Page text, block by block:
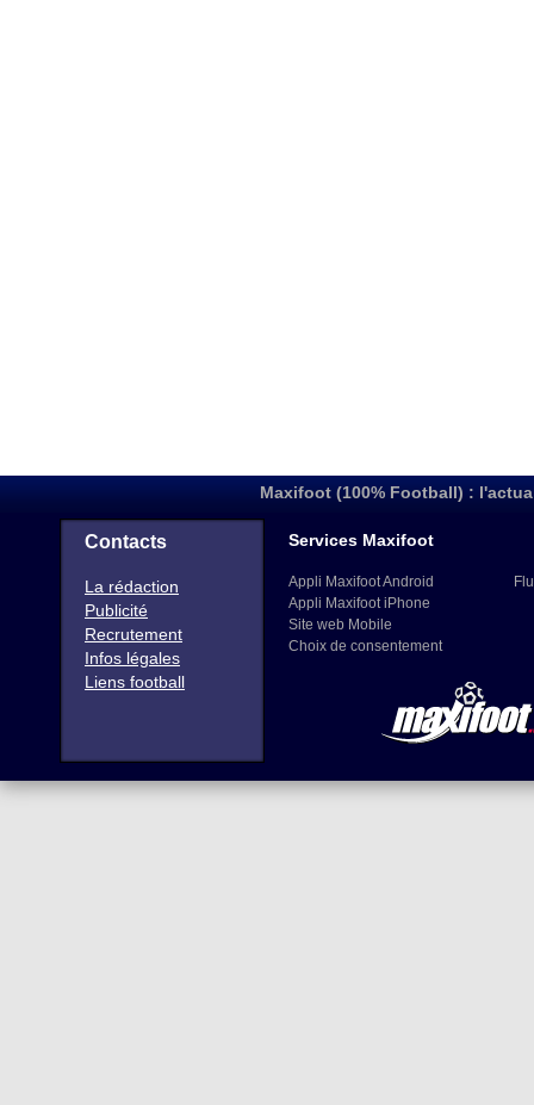
Maxifoot (100% Football) :
Contacts
La rédaction
Publicité
Recrutement
Infos légales
Liens football
Services Maxifoot
Appli Maxifoot Android
Appli Maxifoot iPhone
Site web Mobile
Choix de consentement